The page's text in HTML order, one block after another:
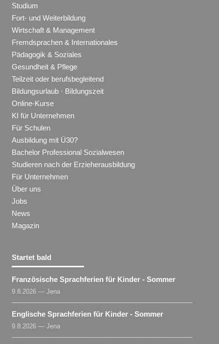
Studium
Fort- und Weiterbildung
Wirtschaft & Management
Fremdsprachen & Internationales
Pädagogik & Soziales
Gesundheit & Pflege
Teilzeit oder berufsbegleitend
Bildungsurlaub · Bildungszeit
Online-Kurse
KI für Unternehmen
Für Schulen
Ausbildung mit Ü30?
Bachelor Professional Sozialwesen
Studieren nach der Erzieherausbildung
Für Unternehmen
Über uns
Jobs
News
Magazin
Startet bald
Französische Sprachferien für Kinder - Sommer
9.8.2026 — Jena
Englische Sprachferien für Kinder - Sommer
9.8.2026 — Jena